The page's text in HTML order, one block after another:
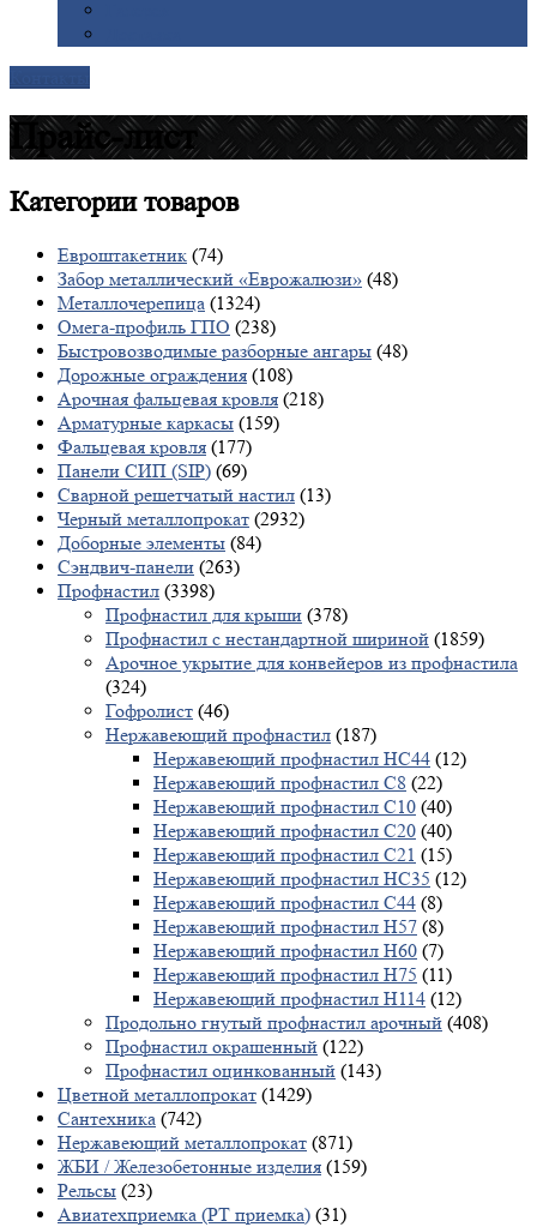
Прайс-лист
Категориитоваров
Евроштакетник (74)
Забор металлический «Еврожалюзи» (48)
Металлочерепица (1324)
Омега-профиль ГПО (238)
Быстровозводимые разборные ангары (48)
Дорожные ограждения (108)
Арочная фальцевая кровля (218)
Арматурные каркасы (159)
Фальцевая кровля (177)
Панели СИП (SIP) (69)
Сварной решетчатый настил (13)
Черный металлопрокат (2932)
Доборные элементы (84)
Сэндвич-панели (263)
Профнастил (3398)
Профнастил для крыши (378)
Профнастил с нестандартной шириной (1859)
Арочное укрытие для конвейеров из профнастила
(324)
Гофролист (46)
Нержавеющий профнастил (187)
Нержавеющий профнастил НС44 (12)
Нержавеющий профнастил С8 (22)
Нержавеющий профнастил С10 (40)
Нержавеющий профнастил С20 (40)
Нержавеющий профнастил С21 (15)
Нержавеющий профнастил НС35 (12)
Нержавеющий профнастил С44 (8)
Нержавеющий профнастил Н57 (8)
Нержавеющий профнастил Н60 (7)
Нержавеющий профнастил H75 (11)
Нержавеющий профнастил Н114 (12)
Продольно гнутый профнастил арочный (408)
Профнастил окрашенный (122)
Профнастил оцинкованный (143)
Цветной металлопрокат (1429)
Сантехника (742)
Нержавеющий металлопрокат (871)
ЖБИ / Железобетонные изделия (159)
Рельсы (23)
Авиатехприемка (РТ приемка) (31)